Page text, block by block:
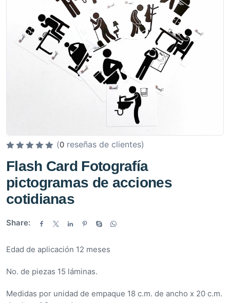
a
l
o
r
e
0
(0 reseñas de clientes)
Flash Card Fotografía
pictogramas de acciones
cotidianas
Share:
Edad de aplicación 12 meses
No. de piezas 15 láminas.
Medidas por unidad de empaque 18 c.m. de ancho x 20 c.m.